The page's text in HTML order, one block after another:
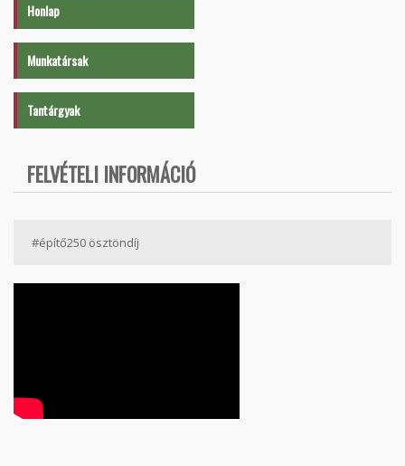
Honlap
Munkatársak
Tantárgyak
FELVÉTELI INFORMÁCIÓ
#építő250 ösztöndíj